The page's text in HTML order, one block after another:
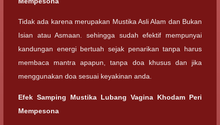
Tidak ada karena merupakan Mustika Asli Alam dan Bukan
Isian atau Asmaan. sehingga sudah efektif mempunyai
kandungan energi bertuah sejak penarikan tanpa harus
membaca mantra apapun, tanpa doa khusus dan jika
menggunakan doa sesuai keyakinan anda.
Efek Samping Mustika Lubang Vagina Khodam Peri
Mempesona